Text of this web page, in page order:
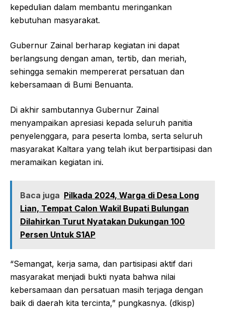
kepedulian dalam membantu meringankan
kebutuhan masyarakat.
Gubernur Zainal berharap kegiatan ini dapat
berlangsung dengan aman, tertib, dan meriah,
sehingga semakin mempererat persatuan dan
kebersamaan di Bumi Benuanta.
Di akhir sambutannya Gubernur Zainal
menyampaikan apresiasi kepada seluruh panitia
penyelenggara, para peserta lomba, serta seluruh
masyarakat Kaltara yang telah ikut berpartisipasi dan
meramaikan kegiatan ini.
Baca juga Pilkada 2024, Warga di Desa Long
Lian, Tempat Calon Wakil Bupati Bulungan
Dilahirkan Turut Nyatakan Dukungan 100
Persen Untuk S1AP
“Semangat, kerja sama, dan partisipasi aktif dari
masyarakat menjadi bukti nyata bahwa nilai
kebersamaan dan persatuan masih terjaga dengan
baik di daerah kita tercinta,” pungkasnya. (dkisp)